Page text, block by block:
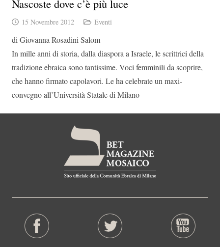
Nascoste dove c’è più luce
15 Novembre 2012 Eventi
di Giovanna Rosadini Salom
In mille anni di storia, dalla diaspora a Israele, le scrittrici della
tradizione ebraica sono tantissime. Voci femminili da scoprire,
che hanno firmato capolavori. Le ha celebrate un maxi-
convegno all’Università Statale di Milano